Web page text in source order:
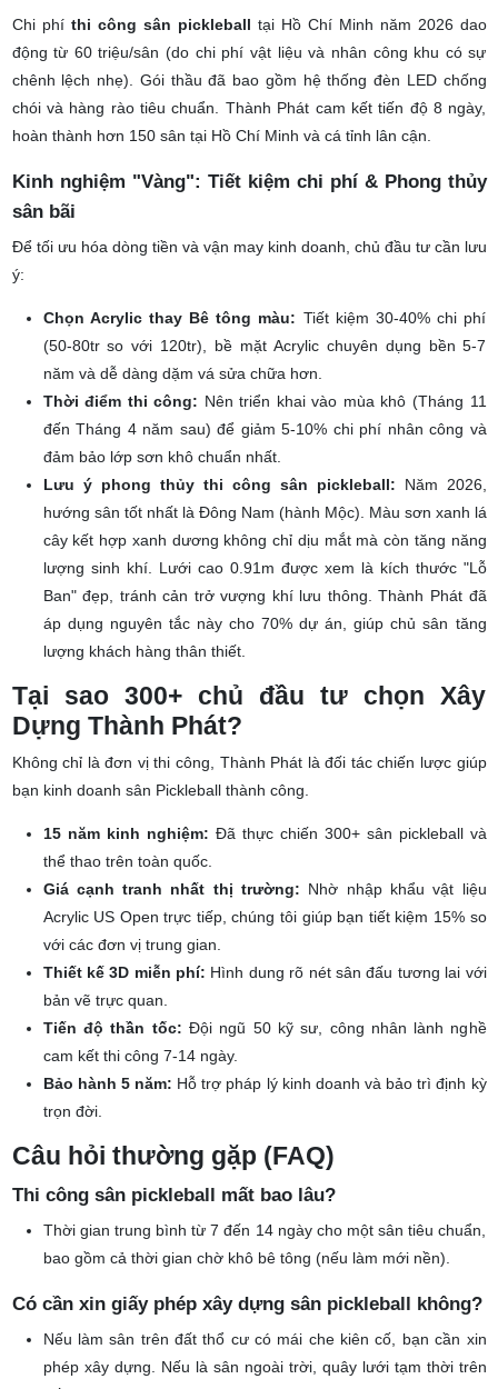
tỉnh lân cận?
Chi phí thi công sân pickleballtại Hồ Chí Minh năm 2026 dao
động từ 60 triệu/sân (do chi phí vật liệu và nhân công khu có sự
chênh lệch nhẹ). Gói thầu đã bao gồm hệ thống đèn LED chống
chói và hàng rào tiêu chuẩn. Thành Phát cam kết tiến độ 8 ngày,
Kinh nghiệm "Vàng": Tiết kiệm chi phí & Phong thủy
sân bãi
Để tối ưu hóa dòng tiền và vận may kinh doanh, chủ đầu tư cần lưu
Chọn Acrylic thay Bê tông màu:Tiết kiệm 30-40% chi phí
(50-80tr so với 120tr), bề mặt Acrylic chuyên dụng bền 5-7
năm và dễ dàng dặm vá sửa chữa hơn.
Thời điểm thi công:Nên triển khai vào mùa khô (Tháng 11
đến Tháng 4 năm sau) để giảm 5-10% chi phí nhân công và
đảm bảo lớp sơn khô chuẩn nhất.
Lưu ý phong thủy thi công sân pickleball:Năm 2026,
hướng sân tốt nhất là Đông Nam (hành Mộc). Màu sơn xanh lá
cây kết hợp xanh dương không chỉ dịu mắt mà còn tăng năng
lượng sinh khí. Lưới cao 0.91m được xem là kích thước "Lỗ
Ban" đẹp, tránh cản trở vượng khí lưu thông. Thành Phát đã
áp dụng nguyên tắc này cho 70% dự án, giúp chủ sân tăng
Tại sao 300+ chủ đầu tư chọn Xây
Dựng Thành Phát?
Không chỉ là đơn vị thi công, Thành Phát là đối tác chiến lược giúp
15 năm kinh nghiệm:
thể thao trên toàn quốc.
Giá cạnh tranh nhất thị trường: Nhờ nhập khẩu vật liệu
Acrylic US Open trực tiếp, chúng tôi giúp bạn tiết kiệm 15% so
với các đơn vị trung gian.
Thiết kế 3D miễn phí:
bản vẽ trực quan.
Tiến độ thần tốc:Đội ngũ 50 kỹ sư, công nhân lành nghề
cam kết thi công 7-14 ngày.
Bảo hành 5 năm:
Câu hỏi thường gặp (FAQ)
Thi công sân pickleball mất bao lâu?
Thời gian trung bình từ 7 đến 14 ngày cho một sân tiêu chuẩn,
Có cần xin giấy phép xây dựng sân pickleball không?
Nếu làm sân trên đất thổ cư có mái che kiên cố, bạn cần xin